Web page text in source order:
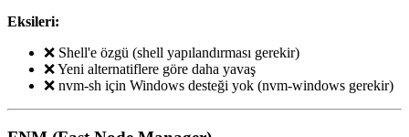
Eksileri:
❌ Shell'e özgü (shell yapılandırması gerekir)
❌ Yeni alternatiflere göre daha yavaş
❌ nvm-sh için Windows desteği yok (nvm-windows gerekir)